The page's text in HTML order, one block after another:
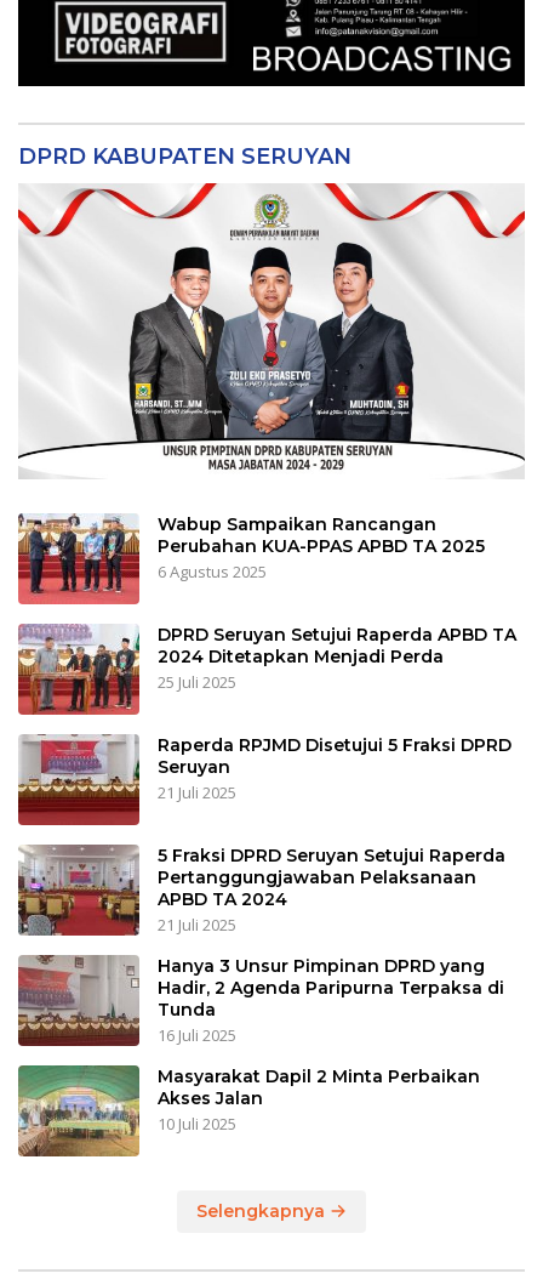
DPRD KABUPATEN SERUYAN
Wabup Sampaikan Rancangan
Perubahan KUA-PPAS APBD TA 2025
6 Agustus 2025
DPRD Seruyan Setujui Raperda APBD TA
2024 Ditetapkan Menjadi Perda
25 Juli 2025
Raperda RPJMD Disetujui 5 Fraksi DPRD
Seruyan
21 Juli 2025
5 Fraksi DPRD Seruyan Setujui Raperda
Pertanggungjawaban Pelaksanaan
APBD TA 2024
21 Juli 2025
Hanya 3 Unsur Pimpinan DPRD yang
Hadir, 2 Agenda Paripurna Terpaksa di
Tunda
16 Juli 2025
Masyarakat Dapil 2 Minta Perbaikan
Akses Jalan
10 Juli 2025
Selengkapnya